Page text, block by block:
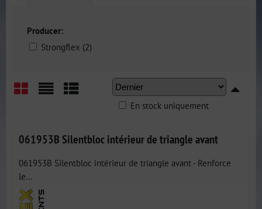
Producer:
Strongflex (2)
En stock uniquement
061953B Silentbloc intérieur de triangle avant
061953B Silentbloc intérieur de triangle avant - Renforce
le...